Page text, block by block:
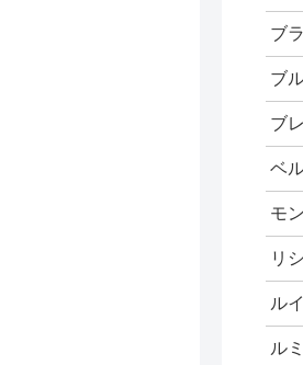
ブ
ブ
ブ
ベ
モ
リ
ル
ル